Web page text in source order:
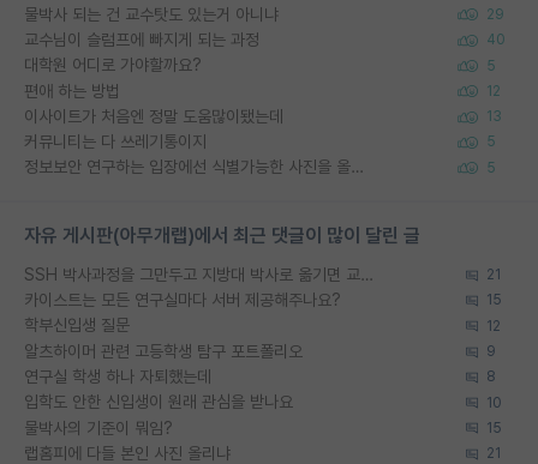
물박사 되는 건 교수탓도 있는거 아니냐 29
교수님이 슬럼프에 빠지게 되는 과정 40
대학원 어디로 가야할까요? 5
편애 하는 방법 12
이사이트가 처음엔 정말 도움많이됐는데 13
커뮤니티는 다 쓰레기통이지 5
정보보안 연구하는 입장에선 식별가능한 사진을 올리는건 비추이긴함 5
자유 게시판(아무개랩)에서 최근 댓글이 많이 달린 글
SSH 박사과정을 그만두고 지방대 박사로 옮기면 교수의 꿈은 끝일까요? 21
카이스트는 모든 연구실마다 서버 제공해주나요? 15
학부신입생 질문 12
알츠하이머 관련 고등학생 탐구 포트폴리오 9
연구실 학생 하나 자퇴했는데 8
입학도 안한 신입생이 원래 관심을 받나요 10
물박사의 기준이 뭐임? 15
랩홈피에 다들 본인 사진 올리냐 21